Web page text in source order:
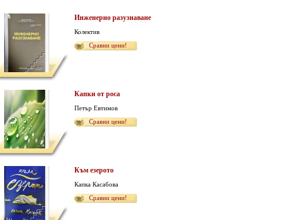
Инженерно разузнаване
Колектив
Сравни цени!
Капки от роса
Петър Евтимов
Сравни цени!
Към езерото
Капка Касабова
Сравни цени!